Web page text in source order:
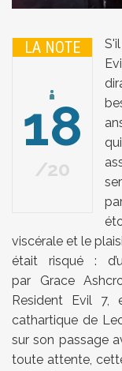
LA NOTE
18
20
viscérale et le
était risqué :
par Grace
Resident Evil 7,
cathartique de
sur son passage
toute attente,